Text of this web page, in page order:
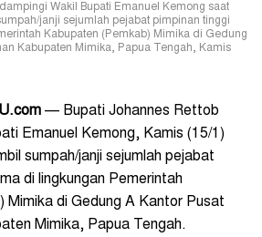
Wakil Bupati Emanuel Kemong saat
janji sejumlah pejabat pimpinan tinggi
Kabupaten (Pemkab) Mimika di Gedung
Kabupaten Mimika, Papua Tengah, Kamis
— Bupati Johannes Rettob
Emanuel Kemong, Kamis (15/1)
sumpah/janji sejumlah pejabat
di lingkungan Pemerintah
Mimika di Gedung A Kantor Pusat
Mimika, Papua Tengah.